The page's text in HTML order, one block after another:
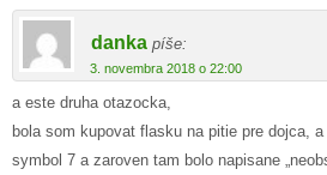
danka píše:
3. novembra 2018 o 22:00
a este druha otazocka,
bola som kupovat flasku na pitie pre dojca,
symbol 7 a zaroven tam bolo napisane